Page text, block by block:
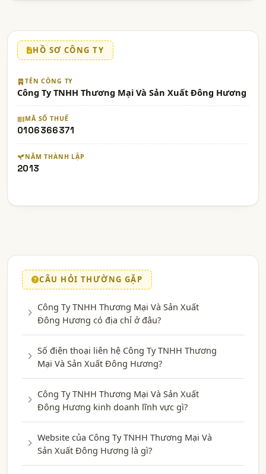
HỒ SƠ CÔNG TY
TÊN CÔNG TY
Công Ty TNHH Thương Mại Và Sản Xuất Đông Hương
MÃ SỐ THUẾ
0106366371
NĂM THÀNH LẬP
2013
CÂU HỎI THƯỜNG GẶP
Công Ty TNHH Thương Mại Và Sản Xuất
Đông Hương có địa chỉ ở đâu?
Số điện thoại liên hệ Công Ty TNHH Thương
Mại Và Sản Xuất Đông Hương?
Công Ty TNHH Thương Mại Và Sản Xuất
Đông Hương kinh doanh lĩnh vực gì?
Website của Công Ty TNHH Thương Mại Và
Sản Xuất Đông Hương là gì?